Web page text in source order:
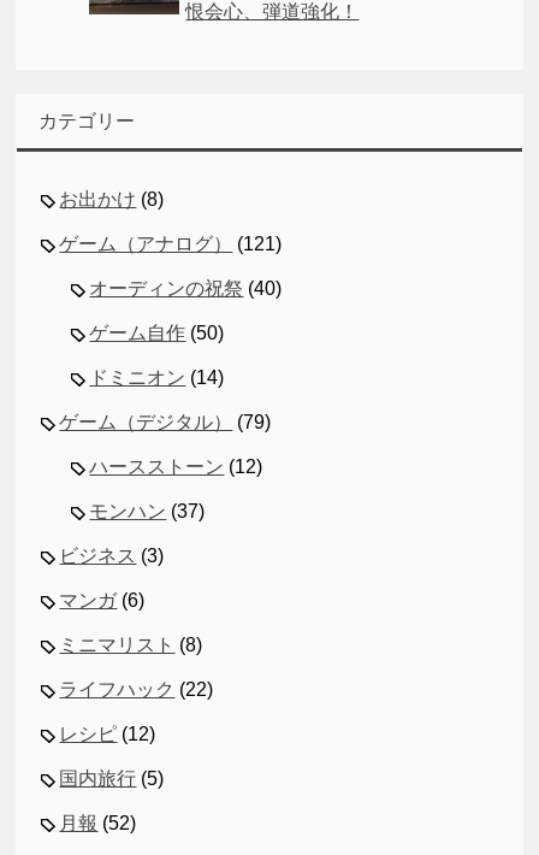
恨会心、弾道強化！
カテゴリー
お出かけ (8)
ゲーム（アナログ） (121)
オーディンの祝祭 (40)
ゲーム自作 (50)
ドミニオン (14)
ゲーム（デジタル） (79)
ハースストーン (12)
モンハン (37)
ビジネス (3)
マンガ(6)
ミニマリスト (8)
ライフハック (22)
レシピ (12)
国内旅行 (5)
月報 (52)